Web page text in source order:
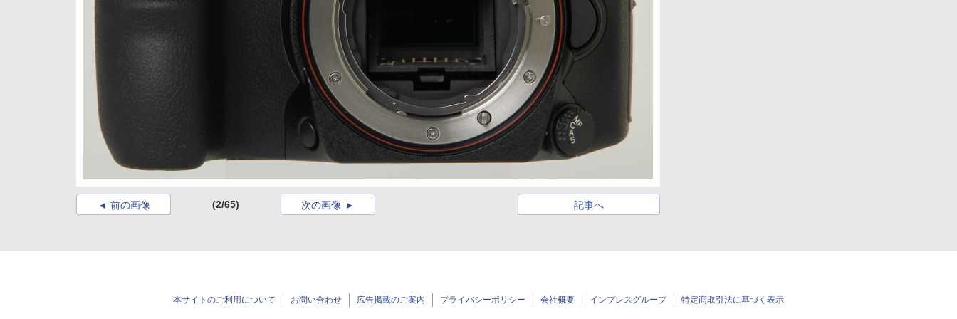
前の画像 (2/65) 記事へ
次の画像
本サイトのご利用について お問い合わせ 広告掲載のご案内 プライバシーポリシー 会社概要 インプレスグループ 特定商取引法に基づく表示